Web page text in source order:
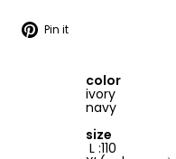
TweetPin it
color
ivory
navy
size
L :110